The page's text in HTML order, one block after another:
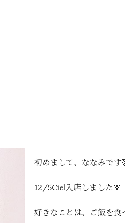
初めまして、ななみです
12/5Ciel入店しました🫶
好きなことは、ご飯を食